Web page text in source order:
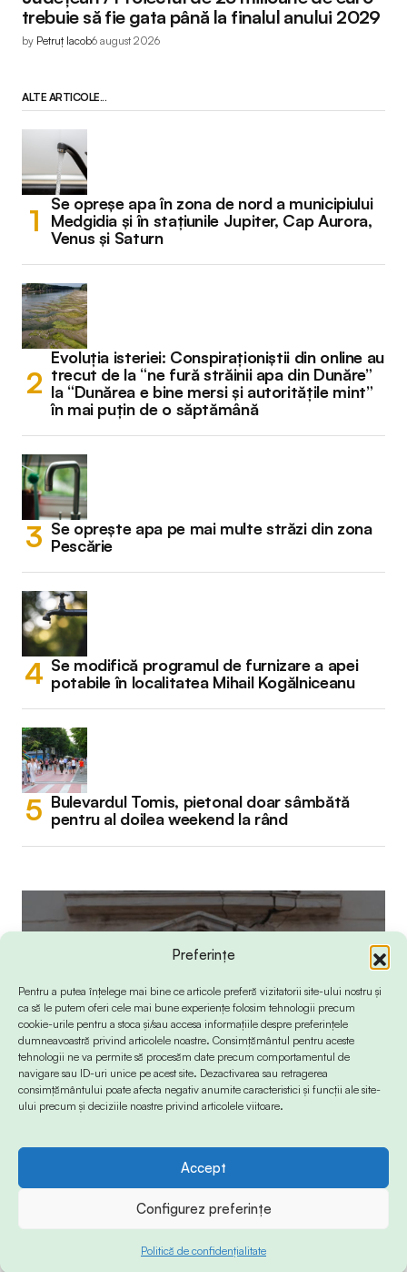
Preferințe
Pentru a putea înțelege mai bine ce articole preferă vizitatorii site-ului nostru și
ca să le putem oferi cele mai bune experiențe folosim tehnologii precum
cookie-urile pentru a stoca și/sau accesa informațiile despre preferințele
dumneavoastră privind articolele noastre. Consimțământul pentru aceste
tehnologii ne va permite să procesăm date precum comportamentul de
navigare sau ID-uri unice pe acest site. Dezactivarea sau retragerea
consimțământului poate afecta negativ anumite caracteristici și funcții ale site-
ului precum și deciziile noastre privind articolele viitoare.
Accept
Configurez preferințe
Politică de confidențialitate
trebuie să fie gata până la finalul anului 2029
by Petruț Iacob6 august 2026
ALTE ARTICOLE...
Se opreșe apa în zona de nord a municipiului
Medgidia și în stațiunile Jupiter, Cap Aurora,
Venus și Saturn
Evoluția isteriei: Conspiraționiștii din online au
trecut de la “ne fură străinii apa din Dunăre”
la “Dunărea e bine mersi și autoritățile mint”
în mai puțin de o săptămână
Se oprește apa pe mai multe străzi din zona
Pescărie
Se modifică programul de furnizare a apei
potabile în localitatea Mihail Kogălniceanu
Bulevardul Tomis, pietonal doar sâmbătă
pentru al doilea weekend la rând